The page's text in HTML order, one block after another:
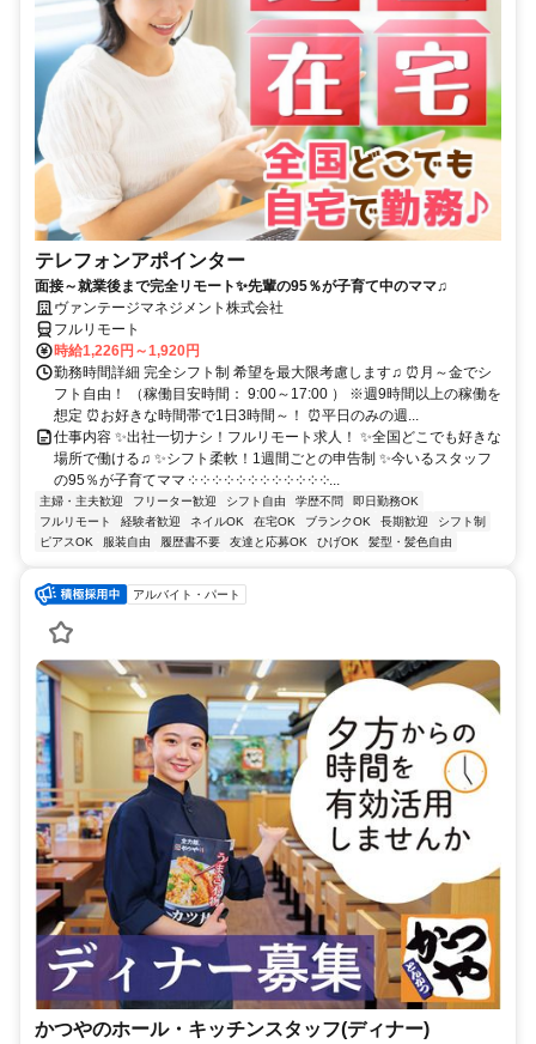
テレフォンアポインター
面接～就業後まで完全リモート✨先輩の95％が子育て中のママ♫
ヴァンテージマネジメント株式会社
フルリモート
時給1,226円～1,920円
勤務時間詳細 完全シフト制 希望を最大限考慮します♫ ⏰月～金でシ
フト自由！ （稼働目安時間： 9:00～17:00 ） ※週9時間以上の稼働を
想定 ⏰お好きな時間帯で1日3時間～！ ⏰平日のみの週...
仕事内容 ✨出社一切ナシ！フルリモート求人！ ✨全国どこでも好きな
場所で働ける♫ ✨シフト柔軟！1週間ごとの申告制 ✨今いるスタッフ
の95％が子育てママ ༶ ༶ ༶ ༶ ༶ ༶ ༶ ༶ ༶ ༶ ༶ ༶...
主婦・主夫歓迎 フリーター歓迎 シフト自由 学歴不問
即日勤務OK
フルリモート
経験者歓迎 ネイルOK 在宅OK ブランクOK 長期歓迎
シフト制
ピアスOK
服装自由 履歴書不要 友達と応募OK ひげOK 髪型・髪色自由
アルバイト・パート
かつやのホール・キッチンスタッフ(ディナー)